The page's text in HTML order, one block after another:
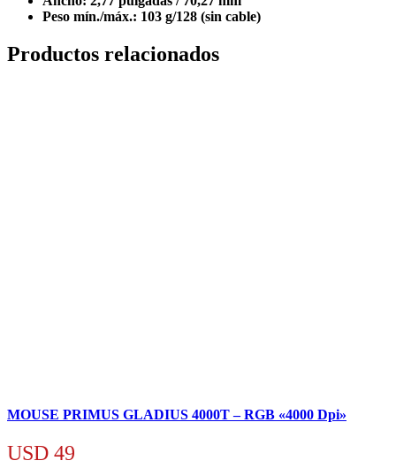
Peso mín./máx.: 103 g/128 (sin cable)
Productos relacionados
MOUSE PRIMUS GLADIUS 4000T – RGB «4000 Dpi»
USD 49